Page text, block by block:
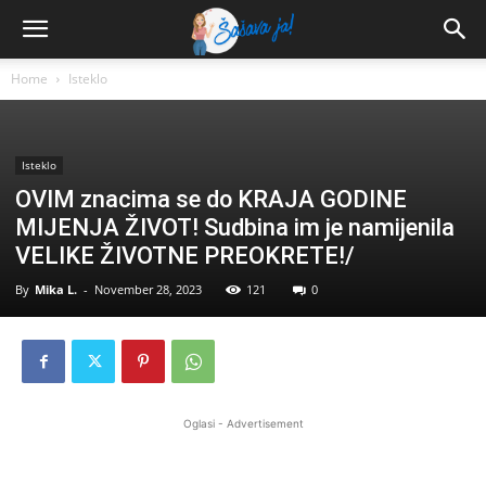
Home Isteklo
Isteklo
OVIM znacima se do KRAJA GODINE
MIJENJA ŽIVOT! Sudbina im je namijenila
VELIKE ŽIVOTNE PREOKRETE!/
By Mika L. - November 28, 2023 121 0
Oglasi - Advertisement